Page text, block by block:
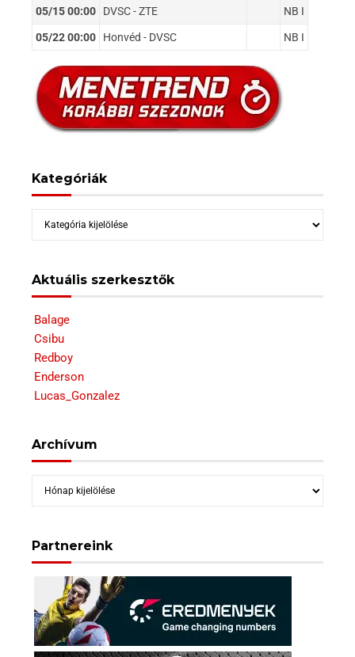
05/15 00:00 DVSC - ZTE NB I
05/22 00:00 Honvéd - DVSC NB I
Kategóriák
Kategóriák
Aktuális szerkesztők
Balage
Csibu
Redboy
Enderson
Lucas_Gonzalez
Archívum
Archívum
Partnereink